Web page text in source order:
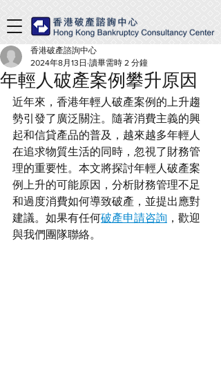
年輕人破產案例攀升原因
香港破產諮詢中心
2024年8月13日 讀畢需時 2 分鐘
近年來，香港年輕人破產案例的上升趨
勢引發了廣泛關注。隨著消費主義的興
起和信貸產品的普及，越來越多年輕人
在追求物質生活的同時，忽視了財務管
理的重要性。本文將探討年輕人破產案
例上升的可能原因，分析財務管理不足
和過度消費如何導致破產，並提出應對
建議。如果有任何破產申請咨詢 ，歡迎
與我們團隊聯絡。